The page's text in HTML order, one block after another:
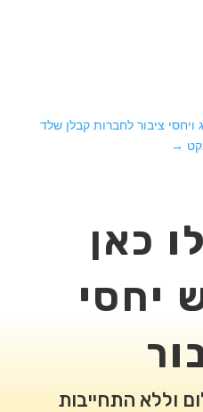
ויחסי ציבור לחברות קבלן שלד
→
כאן
יחסי
וללא התחייבות